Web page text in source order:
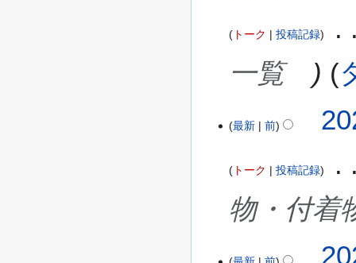
トーク 投稿記録
一覧
最新 前
トーク 投稿記録
物・付着